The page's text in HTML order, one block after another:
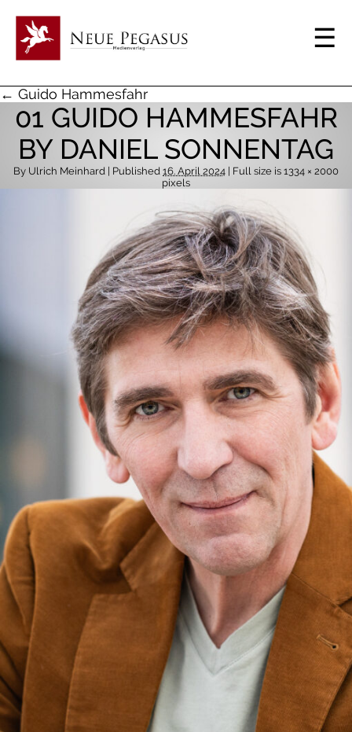
← Guido Hammesfahr
01 GUIDO HAMMESFAHR
BY DANIEL SONNENTAG
By Ulrich Meinhard | Published 16. April 2024 | Full size is 1334 × 2000
pixels